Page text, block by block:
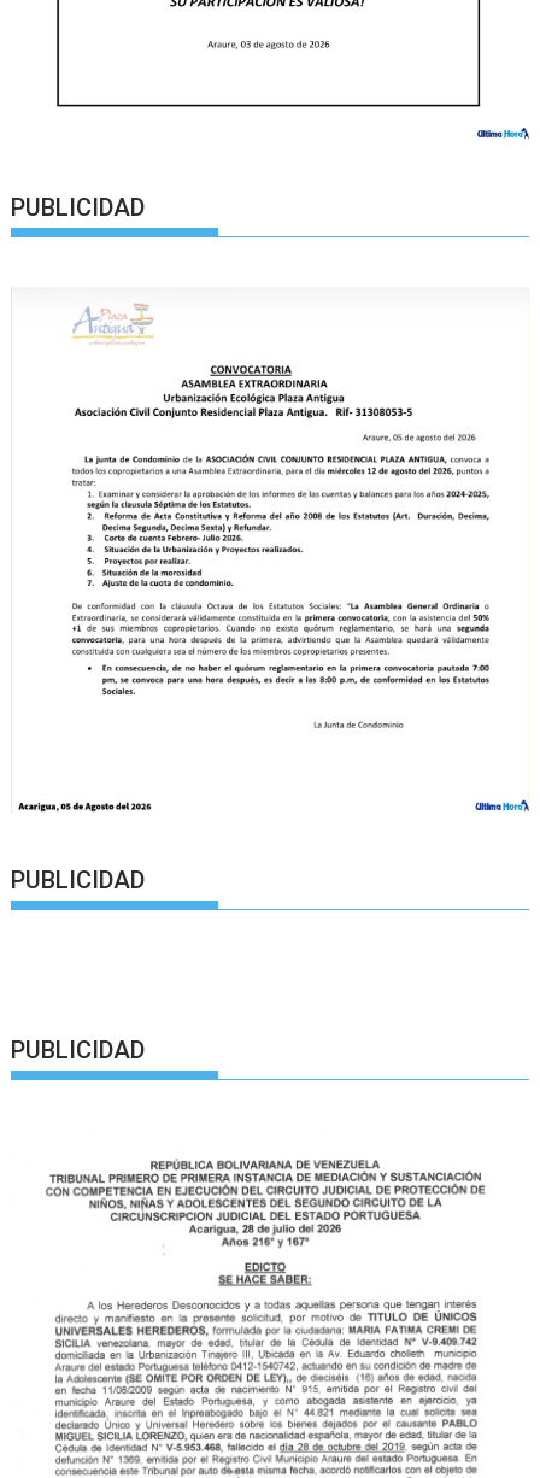
PUBLICIDAD
PUBLICIDAD
PUBLICIDAD